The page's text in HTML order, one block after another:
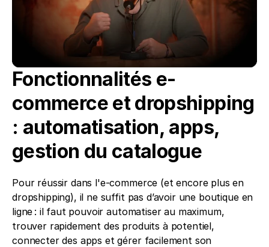
Fonctionnalités e-
commerce et dropshipping
: automatisation, apps,
gestion du catalogue
Pour réussir dans l'e-commerce (et encore plus en
dropshipping), il ne suffit pas d’avoir une boutique en
ligne : il faut pouvoir automatiser au maximum,
trouver rapidement des produits à potentiel,
connecter des apps et gérer facilement son